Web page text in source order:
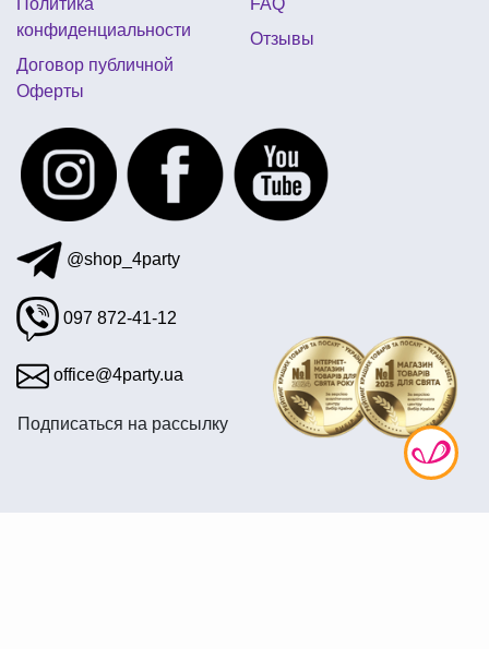
необычные подарки на девичник
тематические костюмы для детей
воздушные шары линколуны
купить настольные игры
детский праздник пиратская вечеринка
сексуальные подарки к 8 марта
тематические плакаты
конфиденциальности
Договор публичной
Оферты
Отзывы
@shop_4party
097 872-41-12
office@4party.ua
Подписаться на рассылку